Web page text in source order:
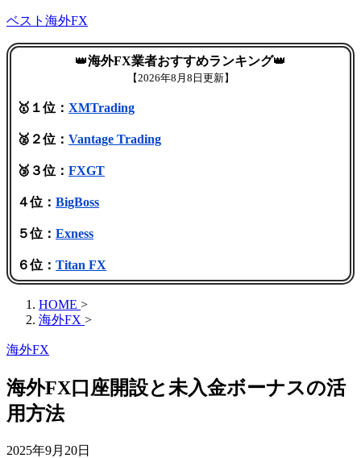
ベスト海外FX
👑海外FX業者おすすめランキング👑
【2026年8月8日更新】
🥇１位： XMTrading
🥈２位： Vantage Trading
🥉３位： FXGT
４位： BigBoss
５位： Exness
６位： Titan FX
HOME >
海外FX >
海外FX
海外FX口座開設と未入金ボーナスの活
用方法
2025年9月20日